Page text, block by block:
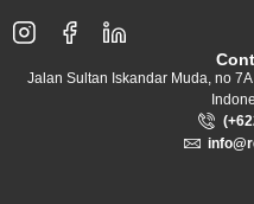
Jalan Sultan Iskandar Muda, no